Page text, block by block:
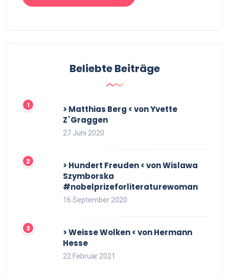
Beliebte Beiträge
> Matthias Berg < von Yvette
Z`Graggen
27 Juni 2020
> Hundert Freuden < von Wislawa
Szymborska
#nobelprizeforliteraturewoman
16 September 2020
> Weisse Wolken < von Hermann
Hesse
22 Februar 2021